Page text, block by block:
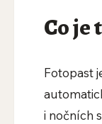
Co je
Fotopast
i nočních